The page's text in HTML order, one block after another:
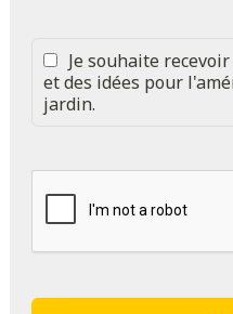
Je souhaite
et des idées pour
jardin.